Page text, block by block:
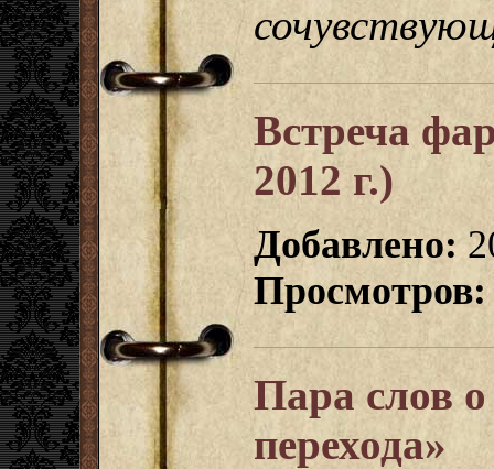
Встреча
2012 г.)
Добавлено:
Просмотров:
Пара слов
перехода»